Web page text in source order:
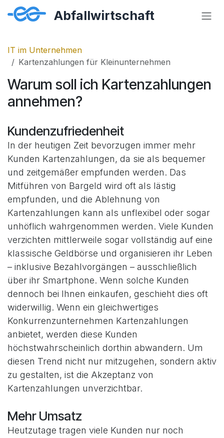
Zum Inhalt springen
IT im Unternehmen
Kartenzahlungen für Kleinunternehmen
Warum soll ich Kartenzahlungen
annehmen?
Kundenzufriedenheit
In der heutigen Zeit bevorzugen immer mehr
Kunden Kartenzahlungen, da sie als bequemer
und zeitgemäßer empfunden werden. Das
Mitführen von Bargeld wird oft als lästig
empfunden, und die Ablehnung von
Kartenzahlungen kann als unflexibel oder sogar
unhöflich wahrgenommen werden. Viele Kunden
verzichten mittlerweile sogar vollständig auf eine
klassische Geldbörse und organisieren ihr Leben
– inklusive Bezahlvorgängen – ausschließlich
über ihr Smartphone. Wenn solche Kunden
dennoch bei Ihnen einkaufen, geschieht dies oft
widerwillig. Wenn ein gleichwertiges
Konkurrenzunternehmen Kartenzahlungen
anbietet, werden diese Kunden
höchstwahrscheinlich dorthin abwandern. Um
diesen Trend nicht nur mitzugehen, sondern aktiv
zu gestalten, ist die Akzeptanz von
Kartenzahlungen unverzichtbar.
Mehr Umsatz
Heutzutage tragen viele Kunden nur noch